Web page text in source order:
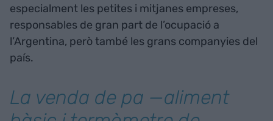
especialment les petites i mitjanes empreses,
responsables de gran part de l’ocupació a
l’Argentina, però també les grans companyies del
país.
La venda de pa —aliment